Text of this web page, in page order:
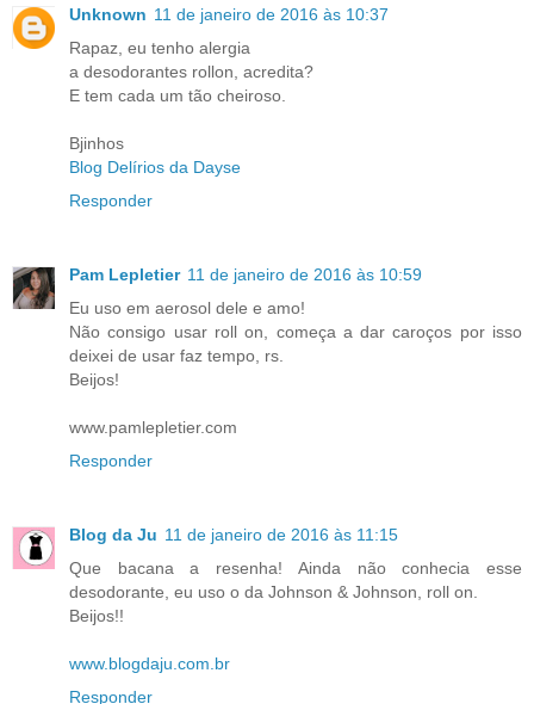
Unknown 11 de janeiro de 2016 às 10:37
Rapaz, eu tenho alergia
a desodorantes rollon, acredita?
E tem cada um tão cheiroso.
Bjinhos
Blog Delírios da Dayse
Responder
Pam Lepletier 11 de janeiro de 2016 às 10:59
Eu uso em aerosol dele e amo!
Não consigo usar roll on, começa a dar caroços por isso
deixei de usar faz tempo, rs.
Beijos!
www.pamlepletier.com
Responder
Blog da Ju 11 de janeiro de 2016 às 11:15
Que bacana a resenha! Ainda não conhecia esse
desodorante, eu uso o da Johnson & Johnson, roll on.
Beijos!!
www.blogdaju.com.br
Responder